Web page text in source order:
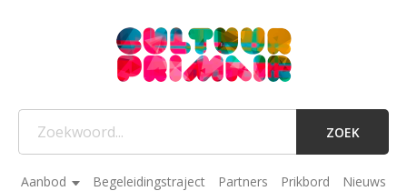
ZOEK
Aanbod Begeleidingstraject Partners Prikbord Nieuws